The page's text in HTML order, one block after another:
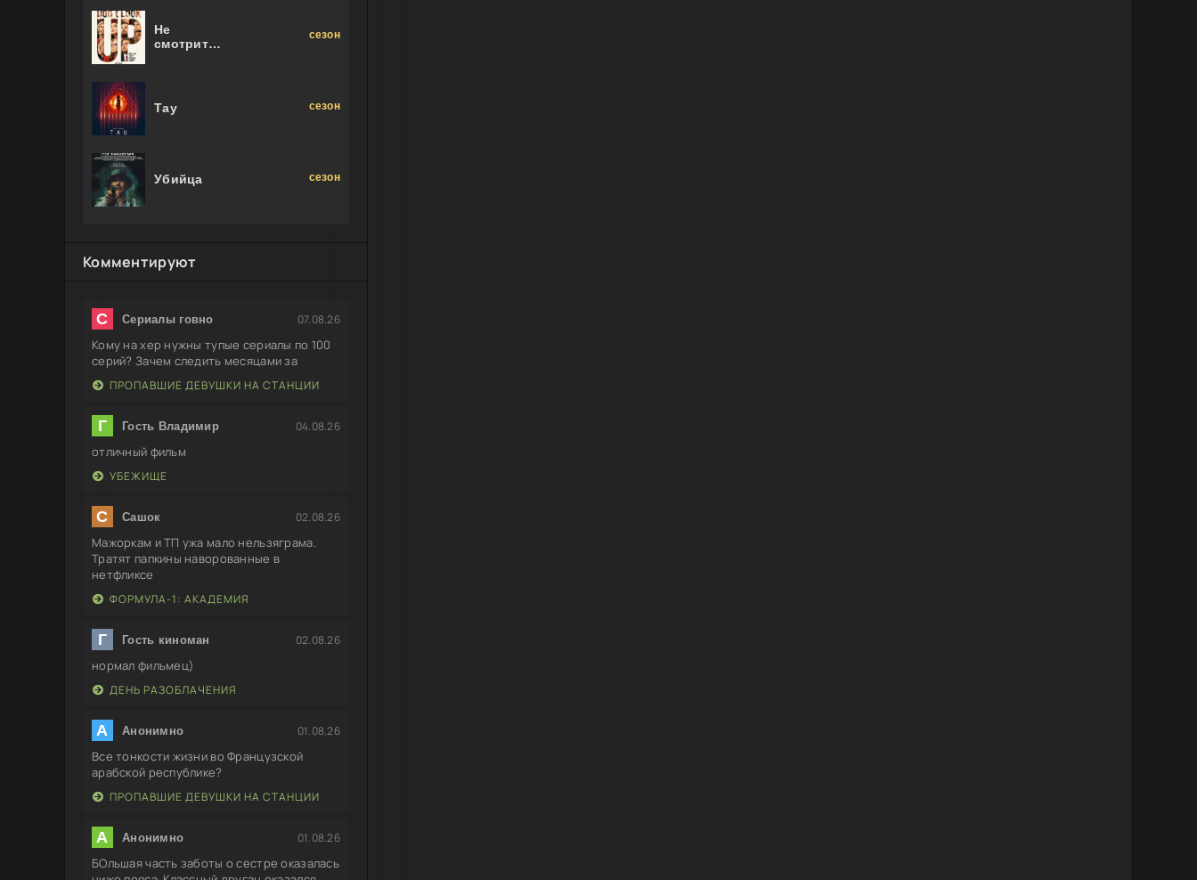
Не
смотрите
сезон
Тау сезон
Убийца сезон
Комментируют
С Сериалы говно 07.08.26
Кому на хер нужны тупые сериалы по 100
серий? Зачем следить месяцами за
ПРОПАВШИЕ ДЕВУШКИ НА СТАНЦИИ
Г Гость Владимир 04.08.26
отличный фильм
УБЕЖИЩЕ
С Сашок 02.08.26
Мажоркам и ТП ужа мало нельзяграма.
Тратят папкины наворованные в
нетфликсе
ФОРМУЛА-1: АКАДЕМИЯ
Г Гость киноман 02.08.26
нормал фильмец)
ДЕНЬ РАЗОБЛАЧЕНИЯ
А Анонимно 01.08.26
Все тонкости жизни во Французской
арабской республике?
ПРОПАВШИЕ ДЕВУШКИ НА СТАНЦИИ
А Анонимно 01.08.26
БОльшая часть заботы о сестре оказалась